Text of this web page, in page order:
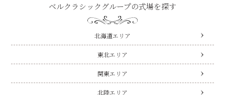
ベルクラシックグループの式場を探す
北海道エリア
東北エリア
関東エリア
北陸エリア